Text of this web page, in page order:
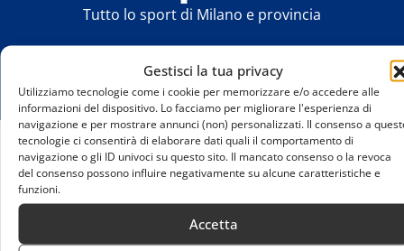
Gestisci la tua privacy
Utilizziamo tecnologie come i cookie per memorizzare e/o accedere alle
informazioni del dispositivo. Lo facciamo per migliorare l'esperienza di
navigazione e per mostrare annunci (non) personalizzati. Il consenso a
tecnologie ci consentirà di elaborare dati quali il comportamento di
navigazione o gli ID univoci su questo sito. Il mancato consenso o la revoca
del consenso possono influire negativamente su alcune caratteristiche e
funzioni.
Accetta
Tutto lo sport di Milano e provincia
Home
Inter-Bologna(0-1) le pagelle: Orsolini segna, l’Inter
si inchina